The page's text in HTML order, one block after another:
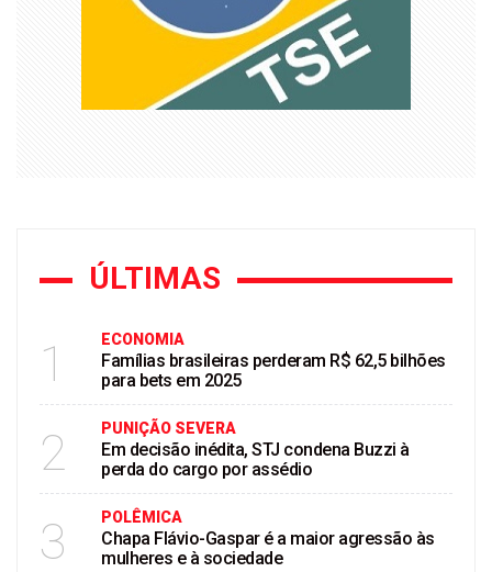
ÚLTIMAS
1 ECONOMIA
Famílias brasileiras perderam R$ 62,5 bilhões
para bets em 2025
2 PUNIÇÃO SEVERA
Em decisão inédita, STJ condena Buzzi à
perda do cargo por assédio
3 POLÊMICA
Chapa Flávio-Gaspar é a maior agressão às
mulheres e à sociedade